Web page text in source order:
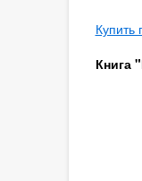
Купить
Книга